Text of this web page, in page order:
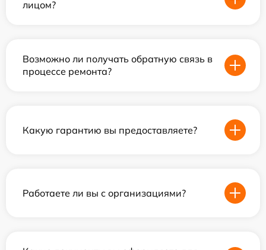
лицом?
Возможно ли получать обратную связь в
процессе ремонта?
Какую гарантию вы предоставляете?
Работаете ли вы с организациями?